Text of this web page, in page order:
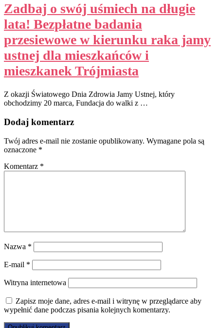
Zadbaj o swój uśmiech na długie
lata! Bezpłatne badania
przesiewowe w kierunku raka jamy
ustnej dla mieszkańców i
mieszkanek Trójmiasta
Z okazji Światowego Dnia Zdrowia Jamy Ustnej, który
obchodzimy 20 marca, Fundacja do walki z …
Dodaj komentarz
Twój adres e-mail nie zostanie opublikowany. Wymagane pola są
oznaczone *
Komentarz *
Nazwa *
E-mail *
Witryna internetowa
Zapisz moje dane, adres e-mail i witrynę w przeglądarce aby
wypełnić dane podczas pisania kolejnych komentarzy.